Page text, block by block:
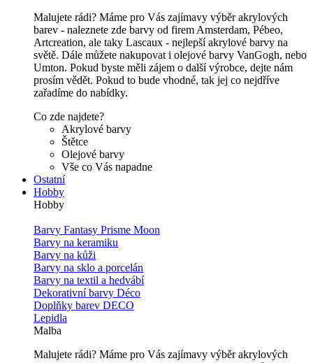
Malujete rádi? Máme pro Vás zajímavy výběr akrylových
barev - naleznete zde barvy od firem Amsterdam, Pébeo,
Artcreation, ale taky Lascaux - nejlepší akrylové barvy na
světě. Dále můžete nakupovat i olejové barvy VanGogh, nebo
Umton. Pokud byste měli zájem o další výrobce, dejte nám
prosím vědět. Pokud to bude vhodné, tak jej co nejdříve
zařadíme do nabídky.
Co zde najdete?
Akrylové barvy
Štětce
Olejové barvy
Vše co Vás napadne
Ostatní
Hobby
Hobby
Barvy Fantasy Prisme Moon
Barvy na keramiku
Barvy na kůži
Barvy na sklo a porcelán
Barvy na textil a hedvábí
Dekorativní barvy Déco
Doplňky barev DECO
Lepidla
Malba
Malujete rádi? Máme pro Vás zajímavy výběr akrylových